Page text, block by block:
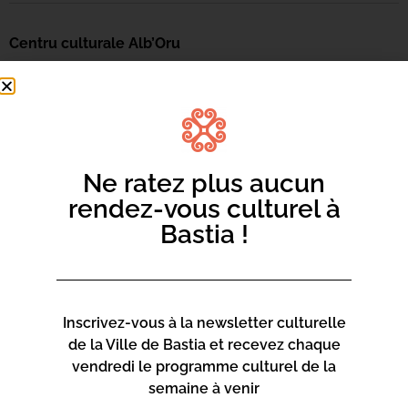
Centru culturale Alb’Oru
Rue St Exupéry
20600 Bastia
04 95 47 47 00
Page web :
https://www.bastia.corsica/servizii/culture-
sciences/centru-culturale-alboru/
Centru culturale Alb’Oru
Ne ratez plus aucun
rendez-vous culturel à
Bastia !
Inscrivez-vous à la newsletter culturelle
de la Ville de Bastia et recevez chaque
vendredi le programme culturel de la
semaine à venir